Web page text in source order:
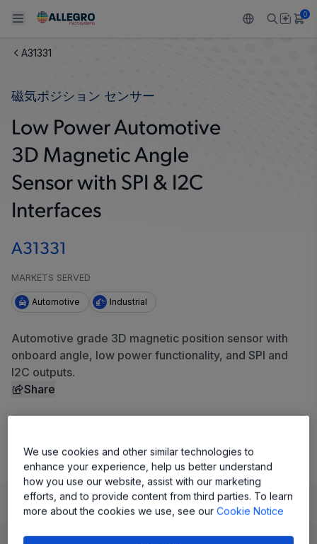
Back To Main Menu
製品
レギュレート
ドライブ
Back To Main Menu
用途
工業
コンシューマー
Technologies
Back To Main Menu
設計サポート
設計と開発
パッケージング
品質基準および環境保証について
ソフトウェア ポータル
Back To Main Menu
技術リソース
Resource Center
Back To Main Menu
ALLEGRO について
キャリア
企業責任
Growth and Inclusion
お問い合わせ先
0
A31331
磁気ポジション センサー
Low Power Automotive
3D Magnetic Angle
Sensor with SPI & I2C
Interfaces
A31331
MARKETS SERVED
Automotive Industrial
Automotive grade 3D magnetic position sensor with
onboard angle, low power functionality, and SPI and
I2C outputs.
Share
LearnEvaluate and DesignDocumentation and Resources
We use cookies and other similar technologies to
enhance your experience, help us better understand
how you use our website, assist with our marketing
efforts, and to provide content from third parties. To learn
more about the cookies we use, see ourCookie Notice